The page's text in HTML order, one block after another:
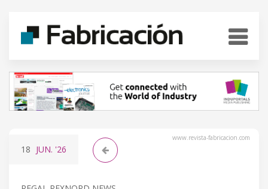
www.revista-fabricacion.com
18 JUN. '26